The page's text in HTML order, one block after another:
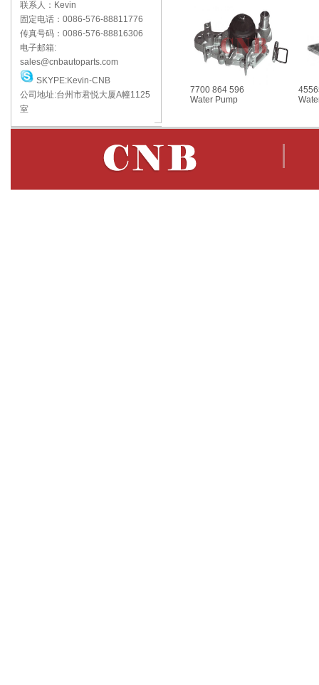
联系人：Kevin
固定电话：0086-576-88811776
传真号码：0086-576-88816306
电子邮箱:
sales@cnbautoparts.com
SKYPE:Kevin-CNB
公司地址:台州市君悦大厦A幢1125
室
7700 864 596
Water Pump